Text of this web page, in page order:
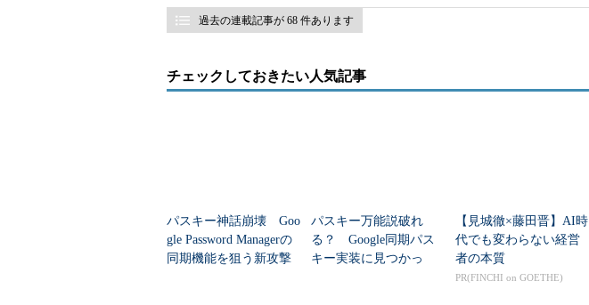
過去の連載記事が 68 件あります
チェックしておきたい人気記事
パスキー神話崩壊 Goo
gle Password Managerの
同期機能を狙う新攻撃
パスキー万能説破れ
る？ Google同期パス
キー実装に見つかっ
【見城徹×藤田晋】AI時
代でも変わらない経営
者の本質
PR(FINCHI on GOETHE)